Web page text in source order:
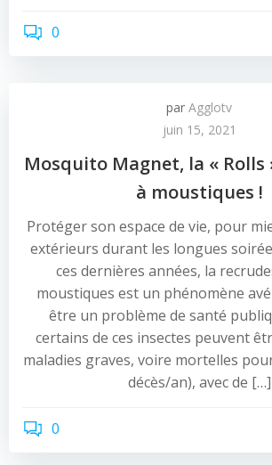
0
par Agglotv
juin 15, 2021
Mosquito Magnet, la « Rolls
à moustiques !
Protéger son espace de vie, pour
extérieurs durant les longues
ces dernières années, la
moustiques est un phénomène
être un problème de santé
certains de ces insectes peuvent
maladies graves, voire mortelles
décès/an), avec de […]
0